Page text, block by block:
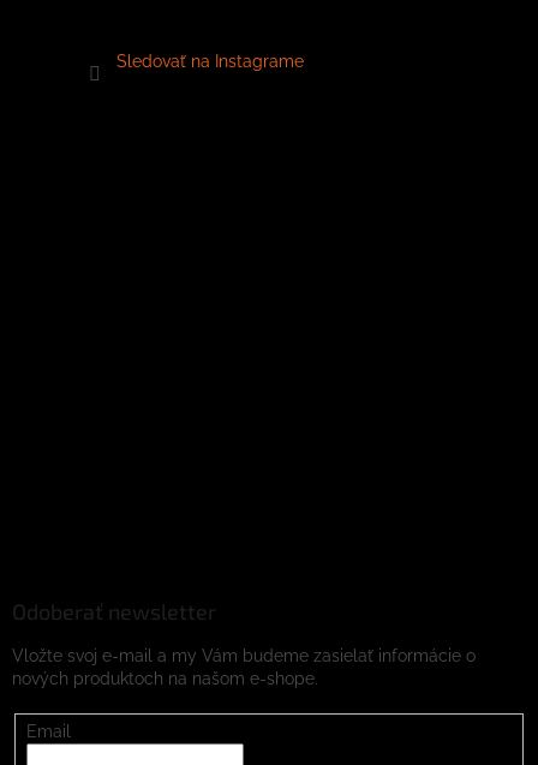
Sledovať na Instagrame
Odoberať newsletter
Vložte svoj e-mail a my Vám budeme zasielať informácie o
nových produktoch na našom e-shope.
Email